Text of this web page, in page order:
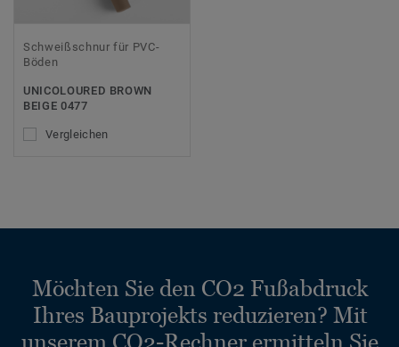
Schweißschnur für PVC-
Böden
UNICOLOURED BROWN
BEIGE 0477
Vergleichen
Möchten Sie den CO2 Fußabdruck
Ihres Bauprojekts reduzieren? Mit
unserem CO2-Rechner ermitteln Sie